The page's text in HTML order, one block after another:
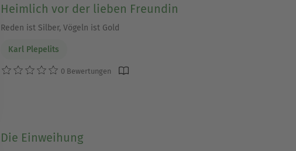
Heimlich vor der lieben Freundin
Reden ist Silber, Vögeln ist Gold
Karl Plepelits
0 Bewertungen
Die Einweihung